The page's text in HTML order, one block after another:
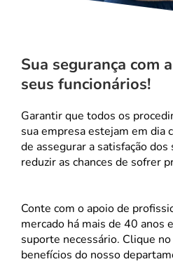
Sua segurança com
seus funcionários!
Garantir que todos os
sua empresa estejam em dia
de assegurar a satisfação
reduzir as chances de sofrer
Conte com o apoio de
mercado há mais de 40 anos
suporte necessário. Clique
benefícios do nosso